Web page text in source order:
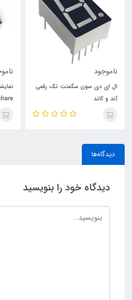
ناموجود
ال ای دی سون سگمنت تک رقمی
آند و کاتد
دیدگاه‌ها
دیدگاه خود را بنویسید